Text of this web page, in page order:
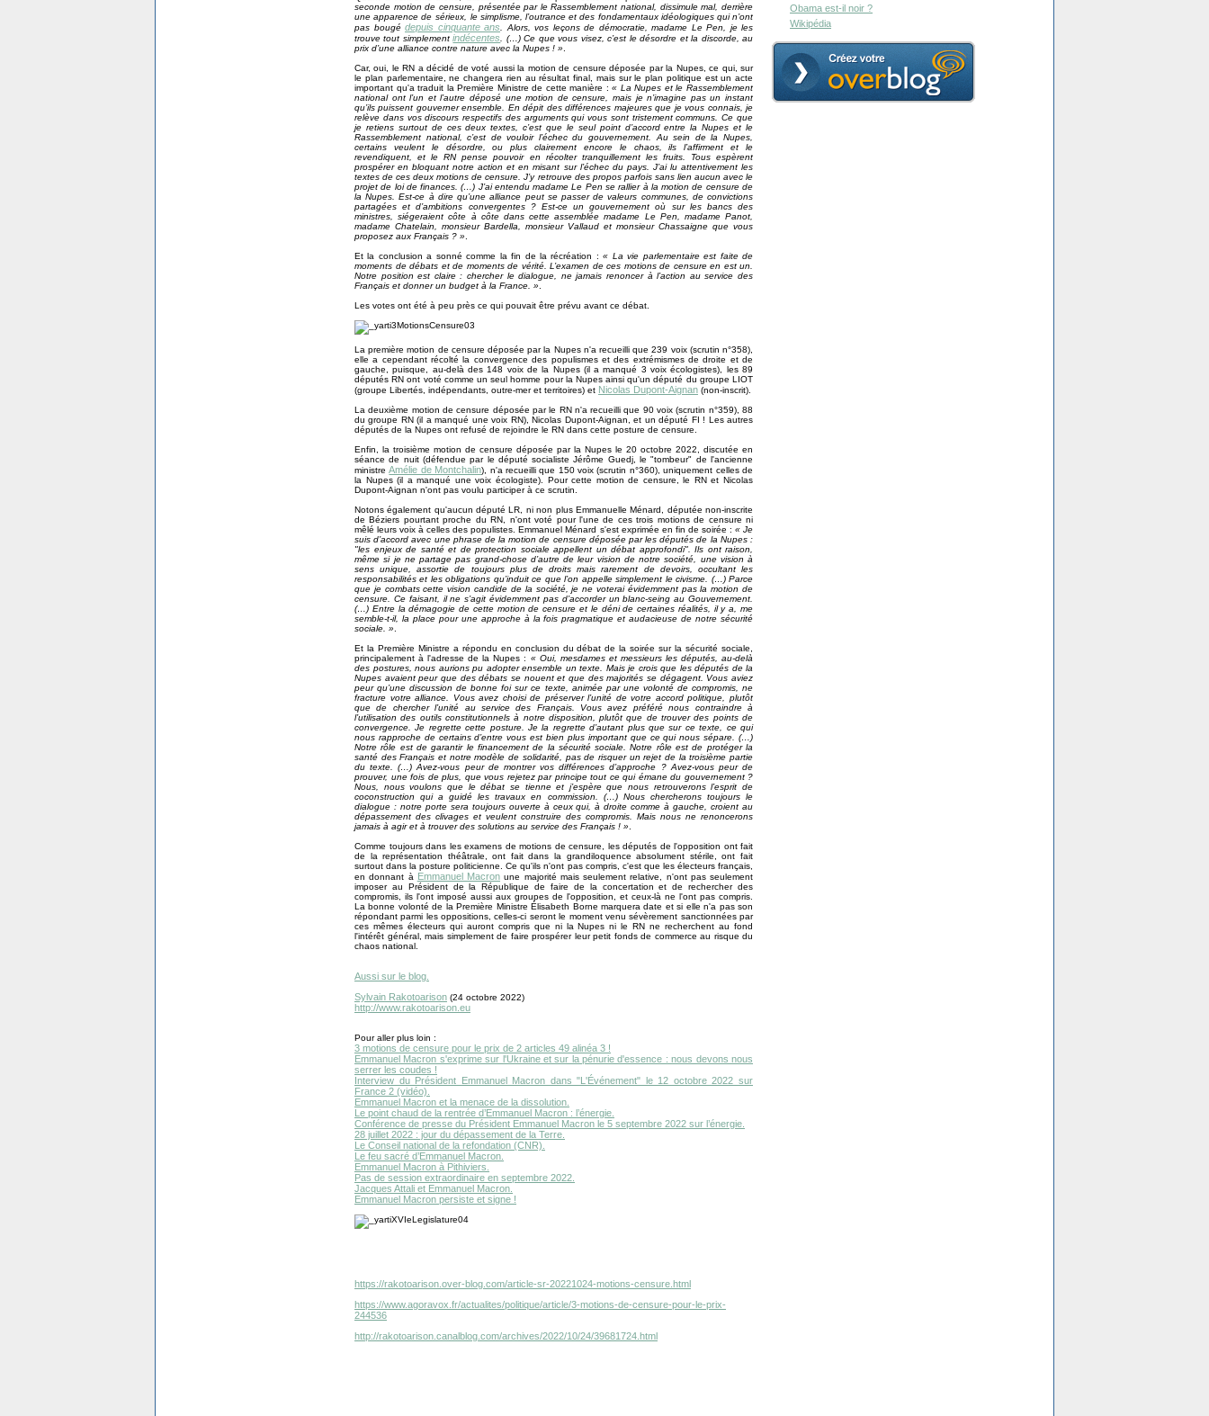
seconde motion de censure, présentée par le Rassemblement national, dissimule mal, derrière
une apparence de sérieux, le simplisme, l’outrance et des fondamentaux idéologiques qui n’ont
pas bougé depuis cinquante ans . Alors, vos leçons de démocratie, madame Le Pen, je les
trouve tout simplementindécentes
. (…) Ce que vous visez, c’est le désordre et la discorde, au
prix d’une alliance contre nature avec la Nupes ! »
Car, oui, le RN a décidé de voté aussi la motion de censure déposée par la Nupes, ce qui, sur
le plan parlementaire, ne changera rien au résultat final, mais sur le plan politique est un acte
important qu'a traduit la Première Ministre de cette manière :« La Nupes et le Rassemblement
national ont l’un et l’autre déposé une motion de censure, mais je n’imagine pas un instant
qu’ils puissent gouverner ensemble. En dépit des différences majeures que je vous connais, je
relève dans vos discours respectifs des arguments qui vous sont tristement communs. Ce que
je retiens surtout de ces deux textes, c’est que le seul point d’accord entre la Nupes et le
Rassemblement national, c’est de vouloir l’échec du gouvernement. Au sein de la Nupes,
certains veulent le désordre, ou plus clairement encore le chaos, ils l’affirment et le
revendiquent, et le RN pense pouvoir en récolter tranquillement les fruits. Tous espèrent
prospérer en bloquant notre action et en misant sur l’échec du pays. J’ai lu attentivement les
textes de ces deux motions de censure. J’y retrouve des propos parfois sans lien aucun avec le
projet de loi de finances. (…) J’ai entendu madame Le Pen se rallier à la motion de censure de
la Nupes. Est-ce à dire qu’une alliance peut se passer de valeurs communes, de convictions
partagées et d’ambitions convergentes ? Est-ce un gouvernement où sur les bancs des
ministres, siégeraient côte à côte dans cette assemblée madame Le Pen, madame Panot,
madame Chatelain, monsieur Bardella, monsieur Vallaud et monsieur Chassaigne que vous
proposez aux Français ? »
Et la conclusion a sonné comme la fin de la récréation :« La vie parlementaire est faite de
moments de débats et de moments de vérité. L’examen de ces motions de censure en est un.
Notre position est claire : chercher le dialogue, ne jamais renoncer à l’action au service des
Français et donner un budget à la France. »
Les votes ont été à peu près ce qui pouvait être prévu avant ce débat.
La première motion de censure déposée par la Nupes n'a recueilli que 239 voix (scrutin n°358),
elle a cependant récolté la convergence des populismes et des extrémismes de droite et de
gauche, puisque, au-delà des 148 voix de la Nupes (il a manqué 3 voix écologistes), les 89
députés RN ont voté comme un seul homme pour la Nupes ainsi qu'un député du groupe LIOT
(groupe Libertés, indépendants, outre-mer et territoires) et Nicolas Dupont-Aignan (non-inscrit).
La deuxième motion de censure déposée par le RN n'a recueilli que 90 voix (scrutin n°359), 88
du groupe RN (il a manqué une voix RN), Nicolas Dupont-Aignan, et un député FI ! Les autres
députés de la Nupes ont refusé de rejoindre le RN dans cette posture de censure.
Enfin, la troisième motion de censure déposée par la Nupes le 20 octobre 2022, discutée en
séance de nuit (défendue par le député socialiste Jérôme Guedj, le "tombeur" de l'ancienne
ministreAmélie de Montchalin), n'a recueilli que 150 voix (scrutin n°360), uniquement celles de
la Nupes (il a manqué une voix écologiste). Pour cette motion de censure, le RN et Nicolas
Dupont-Aignan n'ont pas voulu participer à ce scrutin.
Notons également qu'aucun député LR, ni non plus Emmanuelle Ménard, députée non-inscrite
de Béziers pourtant proche du RN, n'ont voté pour l'une de ces trois motions de censure ni
mêlé leurs voix à celles des populistes. Emmanuel Ménard s'est exprimée en fin de soirée : « Je
suis d’accord avec une phrase de la motion de censure déposée par les députés de la Nupes :
"les enjeux de santé et de protection sociale appellent un débat approfondi". Ils ont raison,
même si je ne partage pas grand-chose d’autre de leur vision de notre société, une vision à
sens unique, assortie de toujours plus de droits mais rarement de devoirs, occultant les
responsabilités et les obligations qu’induit ce que l’on appelle simplement le civisme. (…) Parce
que je combats cette vision candide de la société, je ne voterai évidemment pas la motion de
censure. Ce faisant, il ne s’agit évidemment pas d’accorder un blanc-seing au Gouvernement.
(…) Entre la démagogie de cette motion de censure et le déni de certaines réalités, il y a, me
semble-t-il, la place pour une approche à la fois pragmatique et audacieuse de notre sécurité
sociale. »
Et la Première Ministre a répondu en conclusion du débat de la soirée sur la sécurité sociale,
principalement à l'adresse de la Nupes : « Oui, mesdames et messieurs les députés, au-delà
des postures, nous aurions pu adopter ensemble un texte. Mais je crois que les députés de la
Nupes avaient peur que des débats se nouent et que des majorités se dégagent. Vous aviez
peur qu’une discussion de bonne foi sur ce texte, animée par une volonté de compromis, ne
fracture votre alliance. Vous avez choisi de préserver l’unité de votre accord politique, plutôt
que de chercher l’unité au service des Français. Vous avez préféré nous contraindre à
l’utilisation des outils constitutionnels à notre disposition, plutôt que de trouver des points de
convergence. Je regrette cette posture. Je la regrette d’autant plus que sur ce texte, ce qui
nous rapproche de certains d’entre vous est bien plus important que ce qui nous sépare. (…)
Notre rôle est de garantir le financement de la sécurité sociale. Notre rôle est de protéger la
santé des Français et notre modèle de solidarité, pas de risquer un rejet de la troisième partie
du texte. (…) Avez-vous peur de montrer vos différences d’approche ? Avez-vous peur de
prouver, une fois de plus, que vous rejetez par principe tout ce qui émane du gouvernement ?
Nous, nous voulons que le débat se tienne et j’espère que nous retrouverons l’esprit de
coconstruction qui a guidé les travaux en commission. (…) Nous chercherons toujours le
dialogue : notre porte sera toujours ouverte à ceux qui, à droite comme à gauche, croient au
dépassement des clivages et veulent construire des compromis. Mais nous ne renoncerons
jamais à agir et à trouver des solutions au service des Français ! »
Comme toujours dans les examens de motions de censure, les députés de l'opposition ont fait
de la représentation théâtrale, ont fait dans la grandiloquence absolument stérile, ont fait
surtout dans la posture politicienne. Ce qu'ils n'ont pas compris, c'est que les électeurs français,
en donnant à Emmanuel Macron une majorité mais seulement relative, n'ont pas seulement
imposer au Président de la République de faire de la concertation et de rechercher des
compromis, ils l'ont imposé aussi aux groupes de l'opposition, et ceux-là ne l'ont pas compris.
La bonne volonté de la Première Ministre Élisabeth Borne marquera date et si elle n'a pas son
répondant parmi les oppositions, celles-ci seront le moment venu sévèrement sanctionnées par
ces mêmes électeurs qui auront compris que ni la Nupes ni le RN ne recherchent au fond
l'intérêt général, mais simplement de faire prospérer leur petit fonds de commerce au risque du
chaos national.
Aussi sur le blog.
Sylvain Rakotoarison (24 octobre 2022)
http://www.rakotoarison.eu
Pour aller plus loin :
3 motions de censure pour le prix de 2 articles 49 alinéa 3 !
Emmanuel Macron s'exprime sur l'Ukraine et sur la pénurie d'essence : nous devons nous
serrer les coudes !
Interview du Président Emmanuel Macron dans "L'Événement" le 12 octobre 2022 sur
France 2 (vidéo).
Emmanuel Macron et la menace de la dissolution.
Le point chaud de la rentrée d’Emmanuel Macron : l’énergie.
Conférence de presse du Président Emmanuel Macron le 5 septembre 2022 sur l’énergie.
28 juillet 2022 : jour du dépassement de la Terre.
Le Conseil national de la refondation (CNR).
Le feu sacré d’Emmanuel Macron.
Emmanuel Macron à Pithiviers.
Pas de session extraordinaire en septembre 2022.
Jacques Attali et Emmanuel Macron.
Emmanuel Macron persiste et signe !
https://rakotoarison.over-blog.com/article-sr-20221024-motions-censure.html
https://www.agoravox.fr/actualites/politique/article/3-motions-de-censure-pour-le-prix-
244536
http://rakotoarison.canalblog.com/archives/2022/10/24/39681724.html
Obama est-il noir ?
Wikipédia